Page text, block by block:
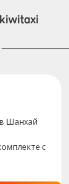
Шанхай
с